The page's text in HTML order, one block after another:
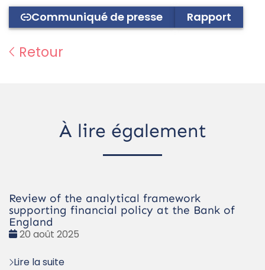
Communiqué de presse Rapport
Retour
À lire également
Review of the analytical framework
supporting financial policy at the Bank of
England
Date
20 août 2025
Lire la suite